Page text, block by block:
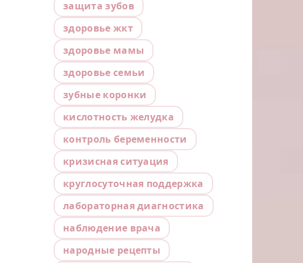
защита зубов
здоровье жкт
здоровье мамы
здоровье семьи
зубные коронки
кислотность желудка
контроль беременности
кризисная ситуация
круглосуточная поддержка
лабораторная диагностика
наблюдение врача
народные рецепты